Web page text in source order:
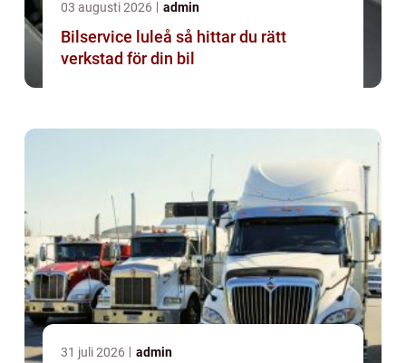
03 augusti 2026 admin
Bilservice luleå så hittar du rätt
verkstad för din bil
31 juli 2026 admin